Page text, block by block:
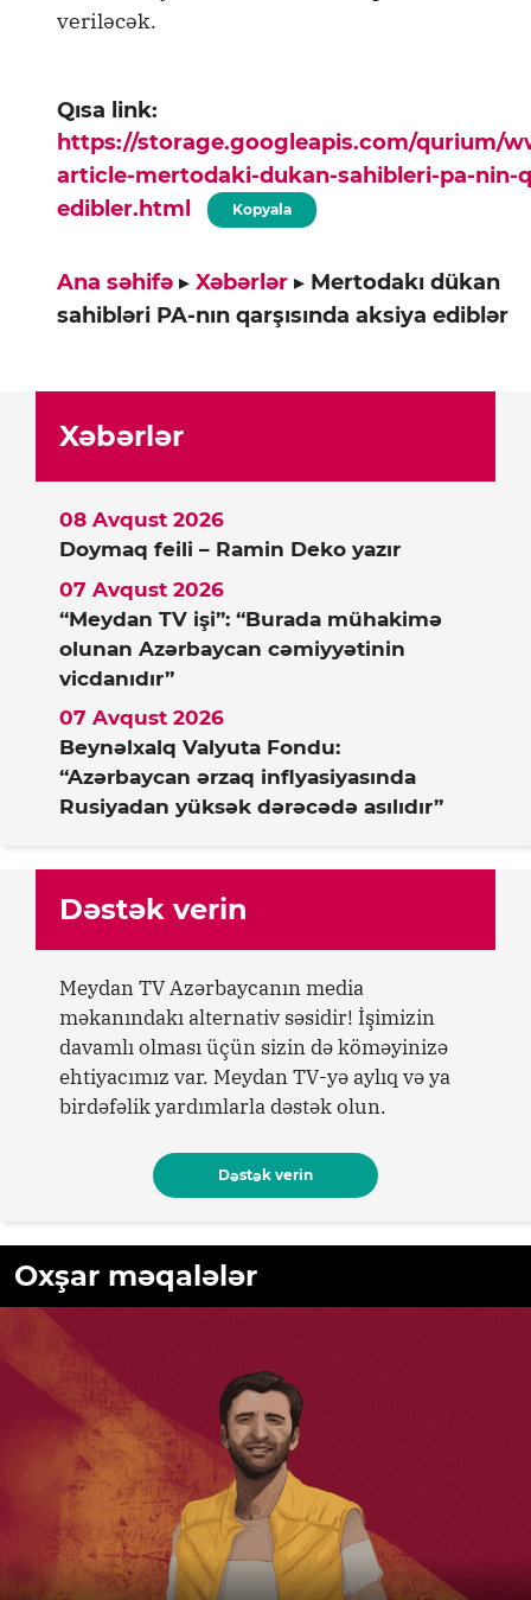
veriləcək.
Qısa link:
https://storage.googleapis.com/qurium/
article-mertodaki-dukan-sahibleri-pa-nin-
edibler.html
Kopyala
Ana səhifə ▸ Xəbərlər ▸ Mertodakı dükan
sahibləri PA-nın qarşısında aksiya ediblər
Xəbərlər
Doymaq feili – Ramin Deko yazır
08 Avqust 2026
“Meydan TV işi”: “Burada mühakimə
olunan Azərbaycan cəmiyyətinin
vicdanıdır”
07 Avqust 2026
Beynəlxalq Valyuta Fondu:
“Azərbaycan ərzaq inflyasiyasında
Rusiyadan yüksək dərəcədə asılıdır”
07 Avqust 2026
Dəstək verin
Meydan TV Azərbaycanın media
məkanındakı alternativ səsidir! İşimizin
davamlı olması üçün sizin də köməyinizə
ehtiyacımız var. Meydan TV-yə aylıq və ya
birdəfəlik yardımlarla dəstək olun.
Dəstək verin
Oxşar məqalələr